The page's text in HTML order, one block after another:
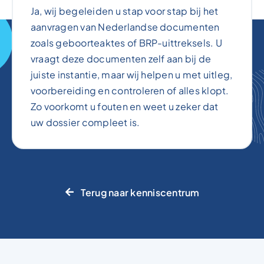
Ja, wij begeleiden u stap voor stap bij het
aanvragen van Nederlandse documenten
zoals geboorteaktes of BRP-uittreksels. U
vraagt deze documenten zelf aan bij de
juiste instantie, maar wij helpen u met uitleg,
voorbereiding en controleren of alles klopt.
Zo voorkomt u fouten en weet u zeker dat
uw dossier compleet is.
Terug naar kenniscentrum